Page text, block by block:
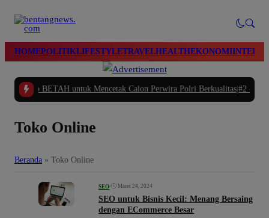
HOMEPOLITIKLIFESTYLETRAVELHEALTHEKONOMI
BETAH untuk Mencetak Calon Perwira Polri Berkualitas|#2 -Polres
Toko Online
Beranda » Toko Online
SEO• Maret 24, 2024
SEO untuk Bisnis Kecil: Menang Bersaing
dengan ECommerce Besar